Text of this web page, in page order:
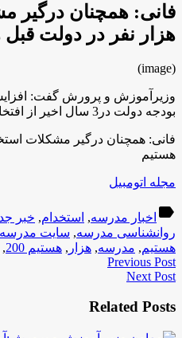
هزار نفر در دولت
(image)
وزیرآموزش و پرورش گفت:
بودجه دولت در3 سال اخیر از افتخارات آموزش وپرورش است.
هستیم
مجله اتومبیل
label اخبار مدرسه, استخدام, خبر
روانشناسی مدرسه, سایت مدرسه
هستیم, مدرسه, هزار , هستیم 200 ,
Previous Post
Next Post
Related Posts